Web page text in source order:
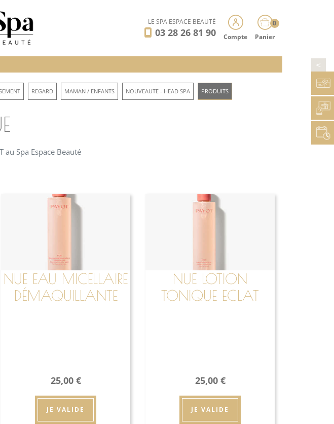
LE SPA ESPACE BEAUTÉ
03 28 26 81 90 Compte
0
Panier
>
REGARD MAMAN / ENFANTS NOUVEAUTE - HEAD SPA PRODUITS
au Spa Espace Beauté
NUE EAU MICELLAIRE
DÉMAQUILLANTE
25,00 €
JE VALIDE
NUE LOTION
TONIQUE ECLAT
25,00 €
JE VALIDE